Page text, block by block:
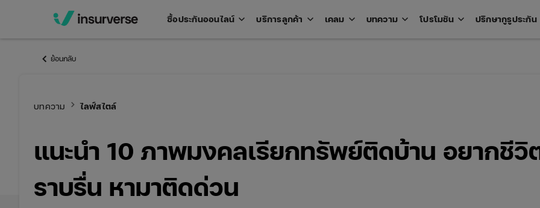
ซื้อประกันออนไลน์ keyboard_arrow_down Open
บริการลูกค้า keyboard_arrow_down Open
เคลม keyboard_arrow_down Open
บทความ keyboard_arrow_down Open
โปรโมชัน keyboard_arrow_down Open
ปรึกษากูรูประกัน
keyboard_arrow_left ย้อนกลับ
บทความ keyboard_arrow_right ไลฟ์สไตล์
แนะนำ 10 ภาพมงคลเรียกทรัพย์ติดบ้าน อยากชีวิ
ราบรื่น หามาติดด่วน